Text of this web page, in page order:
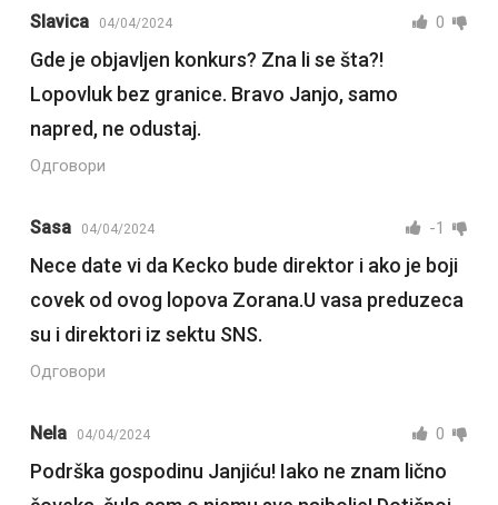
Slavica 04/04/2024 0
Gde je objavljen konkurs? Zna li se šta?!
Lopovluk bez granice. Bravo Janjo, samo
napred, ne odustaj.
Одговори
Sasa 04/04/2024 -1
Nece date vi da Kecko bude direktor i ako je boji
covek od ovog lopova Zorana.U vasa preduzeca
su i direktori iz sektu SNS.
Одговори
Nela 04/04/2024 0
Podrška gospodinu Janjiću! Iako ne znam lično